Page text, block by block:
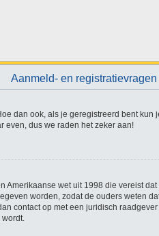
Aanmeld- en registratievragen
dan ook, als je geregistreerd bent
even, dus we raden het zeker aan!
Amerikaanse wet uit 1998 die vereist
worden, zodat de ouders weten
contact op met een juridisch
wordt.